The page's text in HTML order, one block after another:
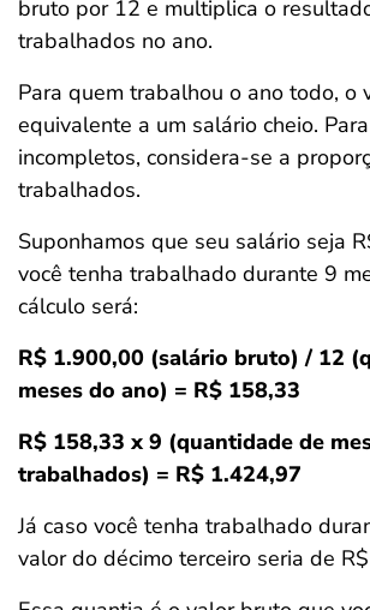
bruto por 12 e multiplica o
trabalhados no ano.
Para quem trabalhou o ano todo, o
equivalente a um salário cheio.
incompletos, considera-se a
trabalhados.
Suponhamos que seu salário seja
você tenha trabalhado durante 9
cálculo será:
R$ 1.900,00 (salário bruto) / 12
meses do ano) = R$ 158,33
R$ 158,33 x 9 (quantidade de
trabalhados) = R$ 1.424,97
Já caso você tenha trabalhado
valor do décimo terceiro seria de